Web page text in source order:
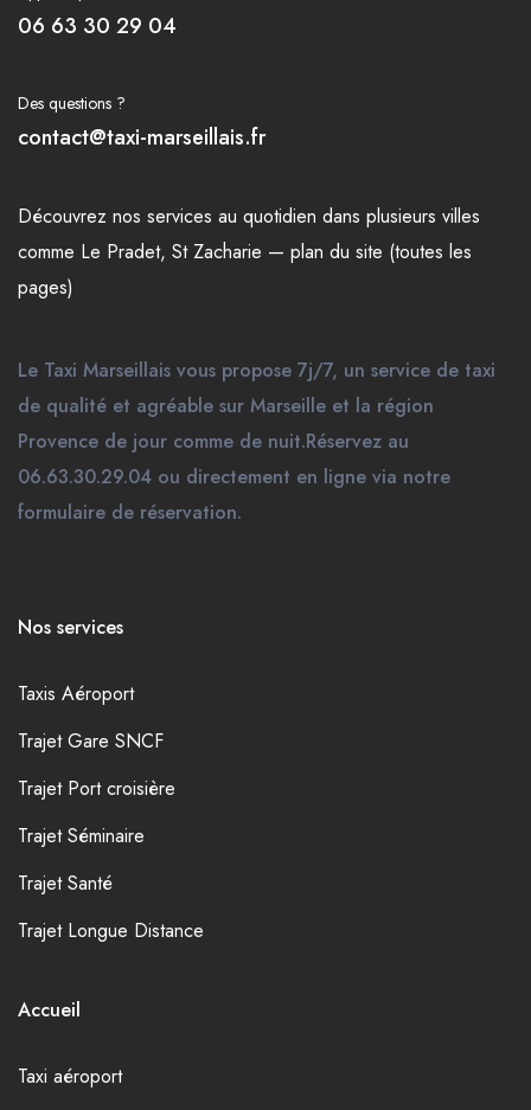
06 63 30 29 04
Des questions ?
contact@taxi-marseillais.fr
Découvrez nos services au quotidien dans plusieurs villes
comme Le Pradet, St Zacharie — plan du site (toutes les
pages)
Le Taxi Marseillais vous propose 7j/7, un service de taxi
de qualité et agréable sur Marseille et la région
Provence de jour comme de nuit.Réservez au
06.63.30.29.04 ou directement en ligne via notre
formulaire de réservation.
Nos services
Taxis Aéroport
Trajet Gare SNCF
Trajet Port croisière
Trajet Séminaire
Trajet Santé
Trajet Longue Distance
Accueil
Taxi aéroport